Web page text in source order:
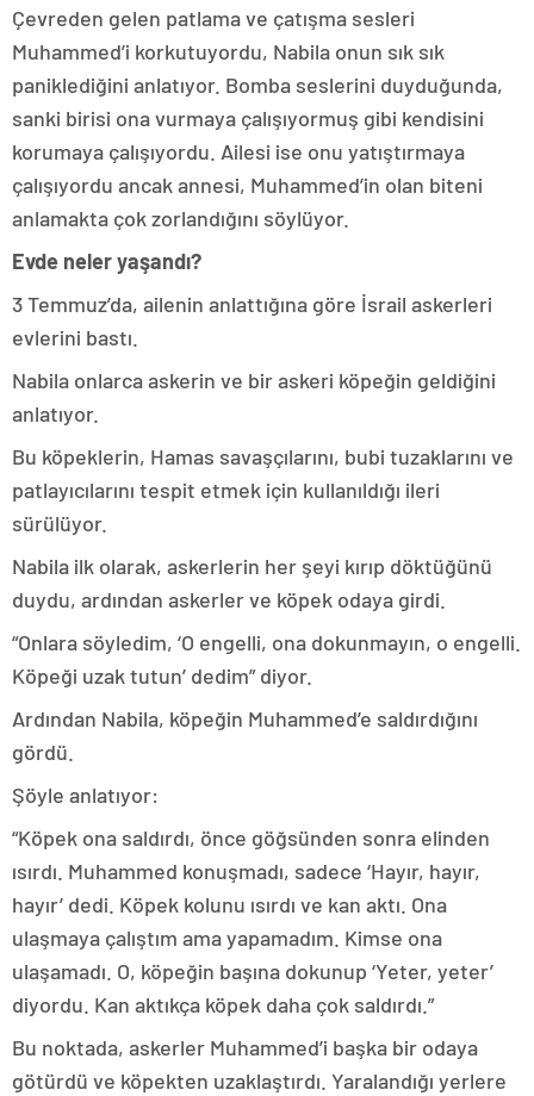
Çevreden gelen patlama ve çatışma sesleri
Muhammed’i korkutuyordu, Nabila onun sık sık
paniklediğini anlatıyor. Bomba seslerini duyduğunda,
sanki birisi ona vurmaya çalışıyormuş gibi kendisini
korumaya çalışıyordu. Ailesi ise onu yatıştırmaya
çalışıyordu ancak annesi, Muhammed’in olan biteni
anlamakta çok zorlandığını söylüyor.
Evde neler yaşandı?
3 Temmuz’da, ailenin anlattığına göre İsrail askerleri
evlerini bastı.
Nabila onlarca askerin ve bir askeri köpeğin geldiğini
anlatıyor.
Bu köpeklerin, Hamas savaşçılarını, bubi tuzaklarını ve
patlayıcılarını tespit etmek için kullanıldığı ileri
sürülüyor.
Nabila ilk olarak, askerlerin her şeyi kırıp döktüğünü
duydu, ardından askerler ve köpek odaya girdi.
“Onlara söyledim, ‘O engelli, ona dokunmayın, o engelli.
Köpeği uzak tutun’ dedim” diyor.
Ardından Nabila, köpeğin Muhammed’e saldırdığını
gördü.
Şöyle anlatıyor:
“Köpek ona saldırdı, önce göğsünden sonra elinden
ısırdı. Muhammed konuşmadı, sadece ‘Hayır, hayır,
hayır’ dedi. Köpek kolunu ısırdı ve kan aktı. Ona
ulaşmaya çalıştım ama yapamadım. Kimse ona
ulaşamadı. O, köpeğin başına dokunup ‘Yeter, yeter’
diyordu. Kan aktıkça köpek daha çok saldırdı.”
Bu noktada, askerler Muhammed’i başka bir odaya
götürdü ve köpekten uzaklaştırdı. Yaralandığı yerlere